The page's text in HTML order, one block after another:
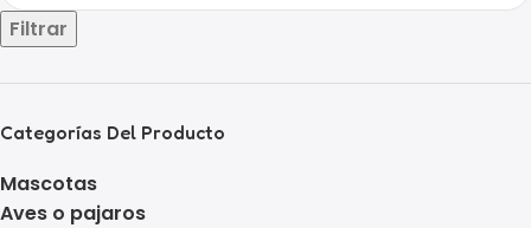
Filtrar
Categorías Del Producto
Mascotas
Aves o pajaros